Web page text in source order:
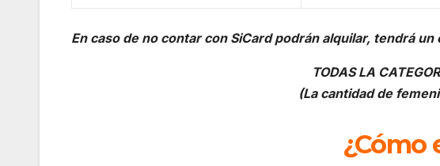
En caso de no contar con SiCard podrán alquilar, tendrá
TODAS LA
(La cantidad de
¿Cómo